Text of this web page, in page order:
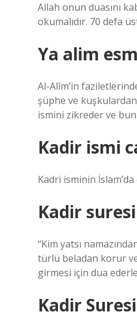
Allah onun duasını
okumalıdır. 70 defa
Ya alim
Al-Alîm’in
şüphe ve
ismini zikreder ve
Kadir ismi
Kadri isminin
Kadir
“Kim yatsı
türlü beladan korur ve
girmesi için dua
Kadir